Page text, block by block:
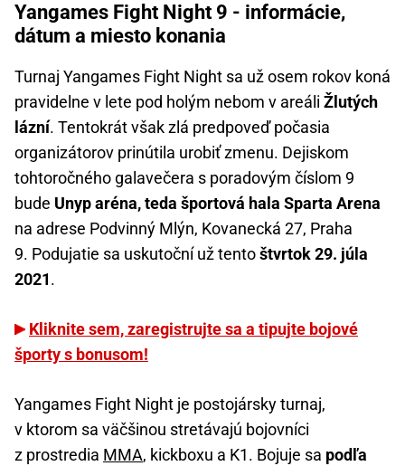
Yangames Fight Night 9 - informácie,
dátum a miesto konania
Turnaj Yangames Fight Night sa už osem rokov koná
pravidelne v lete pod holým nebom v areáli Žlutých
lázní. Tentokrát však zlá predpoveď počasia
organizátorov prinútila urobiť zmenu. Dejiskom
tohtoročného galavečera s poradovým číslom 9
bude Unyp aréna, teda športová hala Sparta Arena
na adrese Podvinný Mlýn, Kovanecká 27, Praha
9. Podujatie sa uskutoční už tentoštvrtok 29. júla
2021.
Kliknite sem, zaregistrujte sa a tipujte bojové
športy s bonusom!
Yangames Fight Night je postojársky turnaj,
v ktorom sa väčšinou stretávajú bojovníci
z prostredia MMA, kickboxu a K1. Bojuje sa podľa